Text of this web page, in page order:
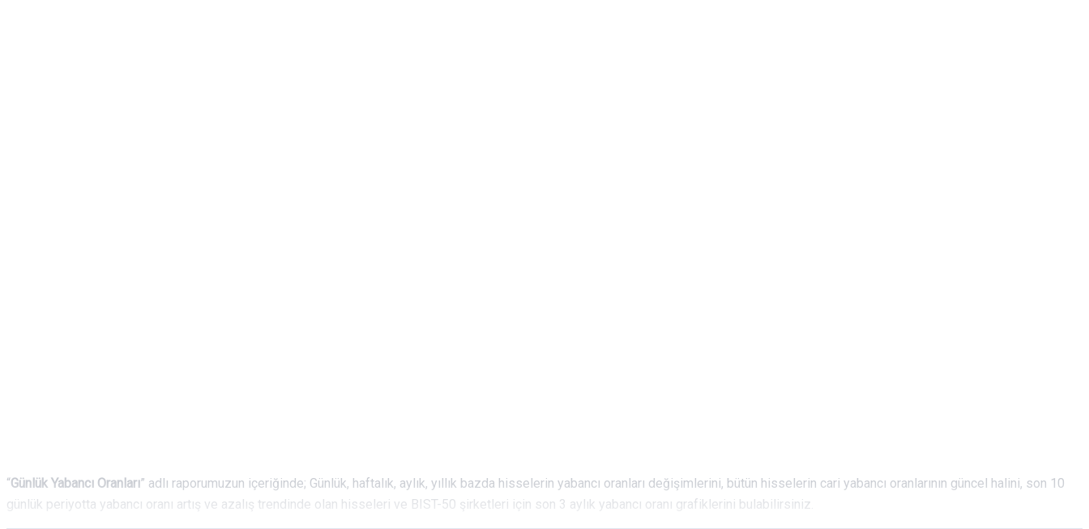
“Günlük Yabancı Oranları” adlı raporumuzun içeriğinde; Günlük, haftalık, aylık, yıllık bazda hisselerin yabancı oranları değişimlerini, bütün hisselerin cari yabancı oranlarının güncel halini, son 10
günlük periyotta yabancı oranı artış ve azalış trendinde olan hisseleri ve BIST-50 şirketleri için son 3 aylık yabancı oranı grafiklerini bulabilirsiniz.